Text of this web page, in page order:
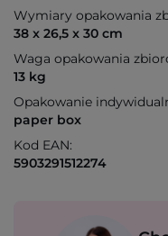
Wymiary opakowania
38 x 26,5 x 30 cm
Waga opakowania
13 kg
Opakowanie
paper box
Kod EAN:
5903291512274